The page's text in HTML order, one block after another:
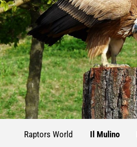
Raptors World Il Mulino